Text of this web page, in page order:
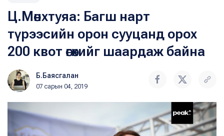
Ц.Мөнхтуяа: Багш нарт
түрээсийн орон сууцанд орох
200 квот өгөхийг шаардаж байна
Б.Баясгалан
07 сарын 04, 2019